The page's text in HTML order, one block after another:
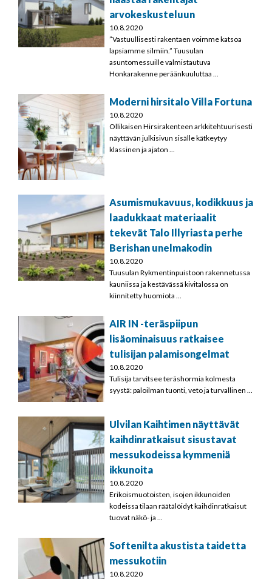
arvokeskusteluun
10.8.2020
”Vastuullisesti rakentaen voimme katsoa
lapsiamme silmiin.” Tuusulan
asuntomessuille valmistautuva
Honkarakenne peräänkuuluttaa ...
Moderni hirsitalo Villa Fortuna
10.8.2020
Ollikaisen Hirsirakenteen arkkitehtuurisesti
näyttävän julkisivun sisälle kätkeytyy
klassinen ja ajaton ...
Asumismukavuus, kodikkuus ja
laadukkaat materiaalit
tekevät Talo Illyriasta perhe
Berishan unelmakodin
10.8.2020
Tuusulan Rykmentinpuistoon rakennetussa
kauniissa ja kestävässä kivitalossa on
kiinnitetty huomiota ...
AIR IN -teräspiipun
lisäominaisuus ratkaisee
tulisijan palamisongelmat
10.8.2020
Tulisija tarvitsee teräshormia kolmesta
syystä: paloilman tuonti, veto ja turvallinen ...
Ulvilan Kaihtimen näyttävät
kaihdinratkaisut sisustavat
messukodeissa kymmeniä
ikkunoita
10.8.2020
Erikoismuotoisten, isojen ikkunoiden
kodeissa tilaan räätälöidyt kaihdinratkaisut
tuovat näkö- ja ...
Softenilta akustista taidetta
messukotiin
10.8.2020